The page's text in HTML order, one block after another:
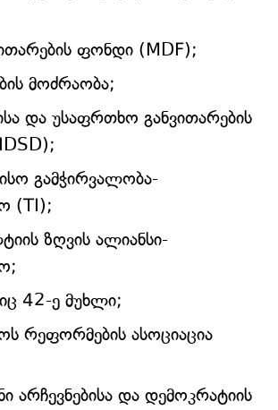
ფონდი (MDF);
მოძრაობა;
და უსაფრთხო განვითარების
გამჭირვალობა-
(TI);
ზღვის ალიანსი-
42-ე მუხლი;
რეფორმების ასოციაცია
არჩევნებისა და დემოკრატიის